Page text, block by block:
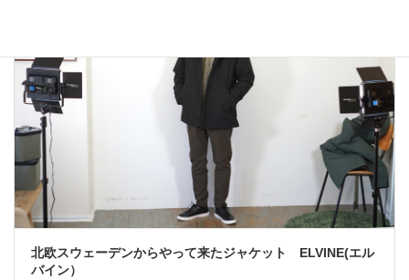
北欧スウェーデンからやって来たジャケット ELVINE(エル
バイン）